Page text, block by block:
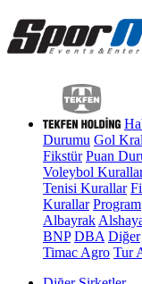
Durumu Gol
Fikstür Puan
Voleybol
Tenisi Kurallar
Kurallar Program
Albayrak
BNP DBA Diğer
Timac Agro Tur